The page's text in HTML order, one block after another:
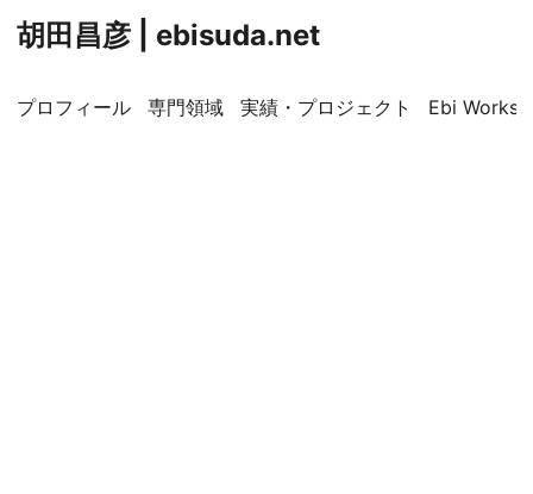
胡田昌彦 | ebisuda.net
プロフィール 専門領域 実績・プロジェクト Ebi